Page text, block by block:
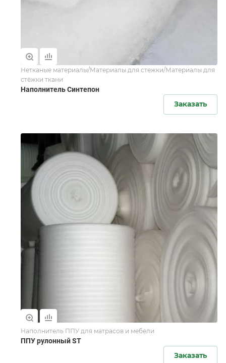
Нетканые материалы/Материалы для стежки/Материалы для
стёжки ткани
Наполнитель Синтепон
Заказать
Наполнитель ППУ для матрасов и мебели
ППУ рулонный ST
Заказать